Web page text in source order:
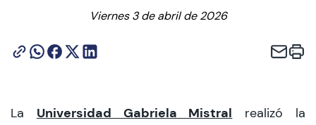
modo claro
Viernes 3 de abril de 2026
La Universidad Gabriela Mistral realizó la